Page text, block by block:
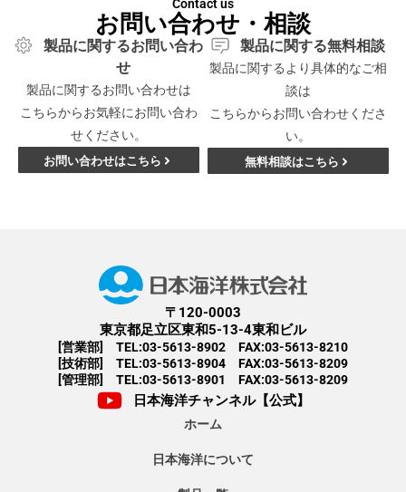
Contact us
お問い合わせ・相談
製品に関するお問い合わ
せ
製品に関するお問い合わせは
こちらからお気軽にお問い合わ
せください。
お問い合わせはこちら
製品に関する無料相談
製品に関するより具体的なご相
談は
こちらからお問い合わせくださ
い。
無料相談はこちら
〒120-0003
東京都足立区東和5-13-4東和ビル
[営業部] TEL:03-5613-8902 FAX:03-5613-8210
[技術部] TEL:03-5613-8904 FAX:03-5613-8209
[管理部] TEL:03-5613-8901 FAX:03-5613-8209
日本海洋チャンネル【公式】
ホーム
日本海洋について